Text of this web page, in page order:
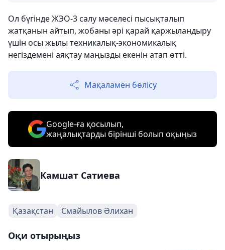
Ол бүгінде ЖЭО-3 салу мәселесі пысықталып
жатқанын айтып, жобаны әрі қарай қаржыландыру
үшін осы жылы техникалық-экономикалық
негіздемені аяқтау маңызды екенін атап өтті.
Мақаламен бөлісу
Google-ға қосылып,
жаңалықтарды бірінші болып оқыңыз
Камшат Сатиева
Қазақстан Смайылов Әлихан
Оқи отырыңыз